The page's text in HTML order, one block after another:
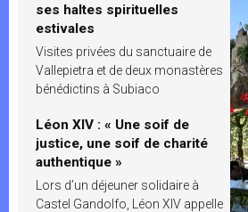
ses haltes spirituelles
estivales
Visites privées du sanctuaire de
Vallepietra et de deux monastères
bénédictins à Subiaco
Léon XIV : « Une soif de
justice, une soif de charité
authentique »
Lors d’un déjeuner solidaire à
Castel Gandolfo, Léon XIV appelle